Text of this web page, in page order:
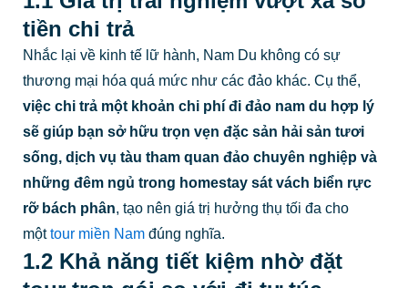
tiền chi trả
Nhắc lại về kinh tế lữ hành, Nam Du không có sự
thương mại hóa quá mức như các đảo khác. Cụ thể,
việc chi trả một khoản chi phí đi đảo nam du hợp lý
sẽ giúp bạn sở hữu trọn vẹn đặc sản hải sản tươi
sống, dịch vụ tàu tham quan đảo chuyên nghiệp và
những đêm ngủ trong homestay sát vách biển rực
rỡ bách phân, tạo nên giá trị hưởng thụ tối đa cho
mộttour miền Namđúng nghĩa.
1.2 Khả năng tiết kiệm nhờ đặt